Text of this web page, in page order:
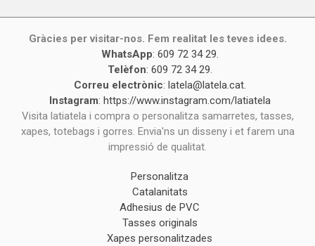
Gràcies per visitar-nos. Fem realitat les teves idees.
WhatsApp: 609 72 34 29.
Telèfon: 609 72 34 29.
Correu electrònic: latela@latela.cat.
Instagram: https://www.instagram.com/latiatela
Visita latiatela i compra o personalitza samarretes, tasses,
xapes, totebags i gorres. Envia'ns un disseny i et farem una
impressió de qualitat.
Personalitza
Catalanitats
Adhesius de PVC
Tasses originals
Xapes personalitzades